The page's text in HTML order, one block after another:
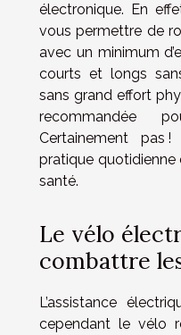
électronique. En
vous permettre de
avec un minimum
courts et longs
sans grand effort
recommandée
Certainement pas
pratique
santé.
Le vélo
combattre
L’assistance
cependant le vélo